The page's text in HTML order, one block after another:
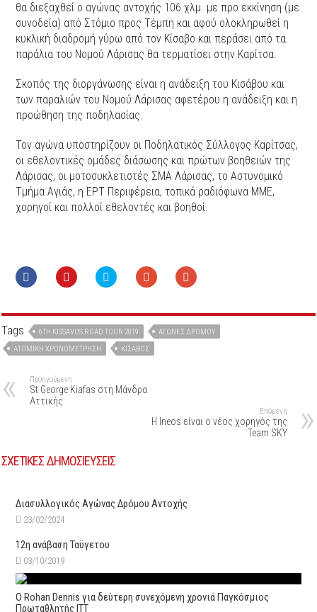
θα διεξαχθεί ο αγώνας αντοχής 106 χλμ. με προ εκκίνηση (με
συνοδεία) από Στόμιο προς Τέμπη και αφού ολοκληρωθεί η
κυκλική διαδρομή γύρω από τον Κίσαβο και περάσει από τα
παράλια του Νομού Λάρισας θα τερματίσει στην Καρίτσα.
Σκοπός της διοργάνωσης είναι η ανάδειξη του Κισάβου και
των παραλιών του Νομού Λάρισας αφετέρου η ανάδειξη και η
προώθηση της ποδηλασίας.
Τον αγώνα υποστηρίζουν οι Ποδηλατικός Σύλλογος Καρίτσας,
οι εθελοντικές ομάδες διάσωσης και πρώτων βοηθειών της
Λάρισας, οι μοτοσυκλετιστές ΣΜΑ Λάρισας, το Αστυνομικό
Τμήμα Αγιάς, η ΕΡΤ Περιφέρεια, τοπικά ραδιόφωνα ΜΜΕ,
χορηγοί και πολλοί εθελοντές και βοηθοί.
Tags 6TH KISSAVOS ROAD TOUR 2019
ΑΓΏΝΕΣ ΔΡΌΜΟΥ
ΑΤΟΜΙΚΉ ΧΡΟΝΟΜΈΤΡΗΣΗ
ΚΊΣΑΒΟΣ
Προηγούμενη
St George Kiafas στη Μάνδρα
Αττικής
Επόμενη
H Ineos είναι ο νέος χορηγός της
Team SKY
ΣΧΕΤΙΚΕΣ ΔΗΜΟΣΙΕΥΣΕΙΣ
Διασυλλογικός Αγώνας Δρόμου Αντοχής
23/02/2024
12η ανάβαση Ταϋγετου
03/10/2019
Ο Rohan Dennis για δεύτερη συνεχόμενη χρονιά Παγκόσμιος
Πρωταθλητής ITT